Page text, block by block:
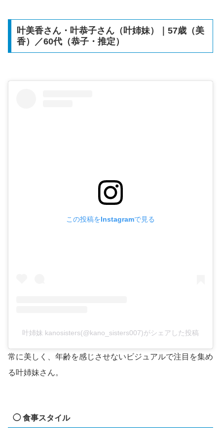
叶美香さん・叶恭子さん（叶姉妹）｜57歳（美
香）／60代（恭子・推定）
この投稿をInstagramで見る
叶姉妹 kanosisters(@kano_sisters007)がシェアした投稿
常に美しく、年齢を感じさせないビジュアルで注目を集め
る叶姉妹さん。
◯ 食事スタイル